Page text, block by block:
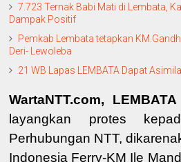
7.723 Ternak Babi Mati di Lembata,
Dampak Positif
Pemkab Lembata tetapkan
Deri- Lewoleba
21 WB Lapas LEMBATA Dapat
WartaNTT.com, LEMBATA
layangkan protes
Perhubungan NTT,
Indonesia Ferry-KM Ile